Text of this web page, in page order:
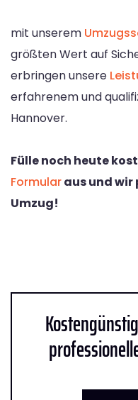
mit unserem
größten Wert auf
erbringen unsere
erfahrenem und
Hannover.
Fülle noch heute
Formularaus und wir
Umzug!